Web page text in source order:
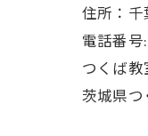
住所：千
電話番号
つくば教
茨城県